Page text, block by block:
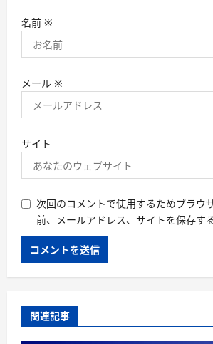
名前 ※
メール ※
サイト
次回のコメントで使用するためブラウ
前、メールアドレス、サイトを保存する
関連記事